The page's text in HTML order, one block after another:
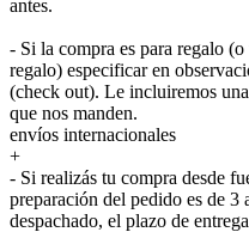
antes.
- Si la compra es para regalo
regalo) especificar en
(check out). Le incluiremos
que nos manden.
envíos internacionales
+
- Si realizás tu compra desde
preparación del pedido es de 3
despachado, el plazo de